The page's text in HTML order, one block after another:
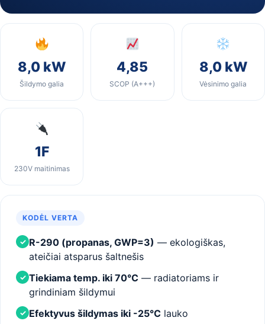
8,0 kW
Šildymo galia
4,85
SCOP (A+++)
8,0 kW
Vėsinimo galia
1F
230V maitinimas
KODĖL VERTA
✓ R-290 (propanas, GWP=3) — ekologiškas,
ateičiai atsparus šaltnešis
✓ Tiekiama temp. iki 70°C — radiatoriams ir
grindiniam šildymui
✓ Efektyvus šildymas iki -25°C lauko